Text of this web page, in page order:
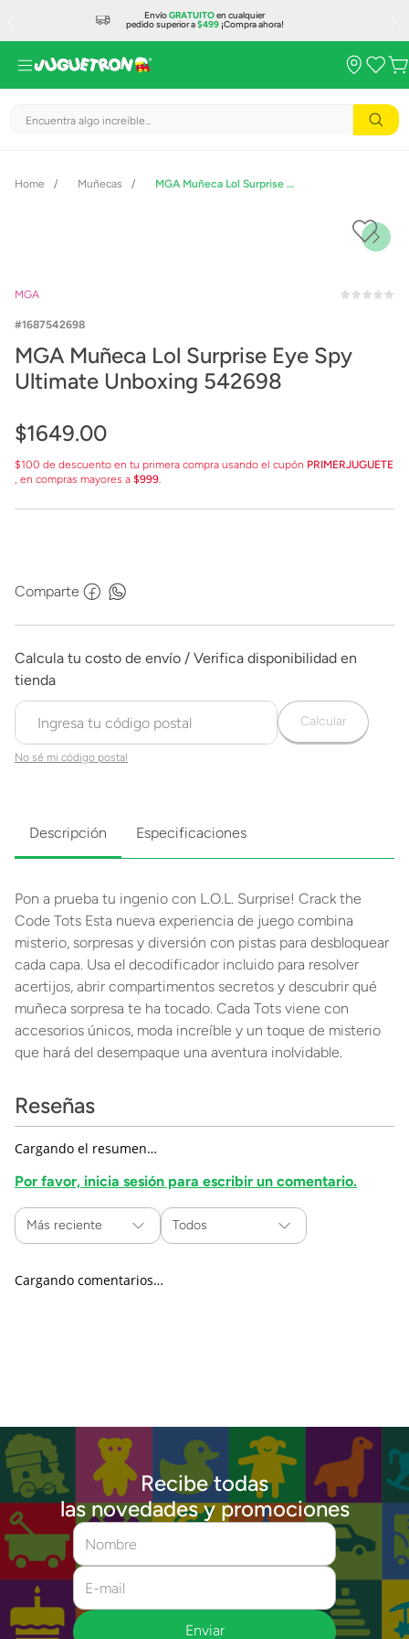
EnvíoGRATUITOen cualquier
pedido superior a$499¡Compra ahora!
Encuentra algo increíble...
Muñecas MGA Muñeca Lol Surprise Eye Spy Ultimate Unboxing 542698
MGA
1687542698
MGA Muñeca Lol Surprise Eye Spy
Ultimate Unboxing 542698
$1649.00
$100 de descuento en tu primera compra usando el cupón PRIMERJUGUETE
, en compras mayores a $999.
Comparte
No sé mi código postal
Calcular
Descripción Especificaciones
Pon a prueba tu ingenio con L.O.L. Surprise! Crack the
Code Tots Esta nueva experiencia de juego combina
misterio, sorpresas y diversión con pistas para desbloquear
cada capa. Usa el decodificador incluido para resolver
acertijos, abrir compartimentos secretos y descubrir qué
muñeca sorpresa te ha tocado. Cada Tots viene con
accesorios únicos, moda increíble y un toque de misterio
que hará del desempaque una aventura inolvidable.
Reseñas
Cargando el resumen…
Por favor, inicia sesión para escribir un comentario.
Más reciente Todos
Cargando comentarios…
Recibe todas
las novedades y promociones
Enviar